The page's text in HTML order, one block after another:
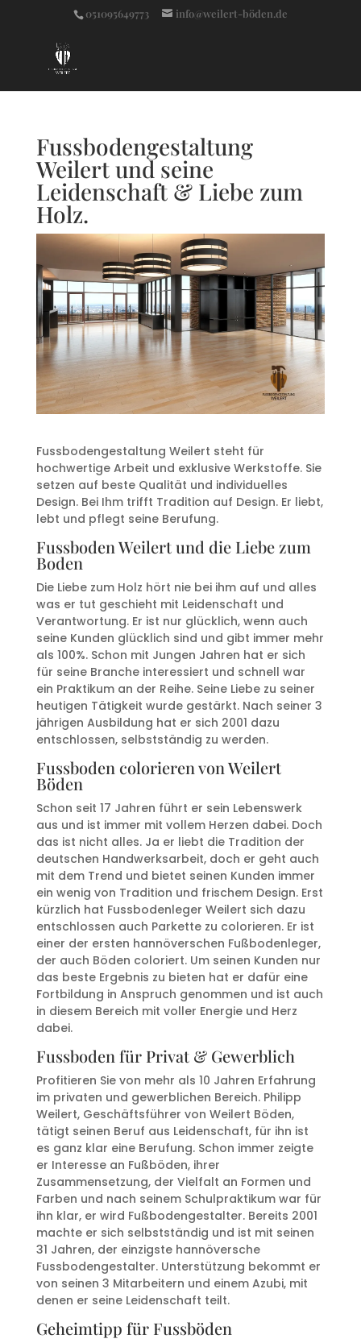
051095649773 info@weilert-böden.de
Fussbodengestaltung
Weilert und seine
Leidenschaft & Liebe zum
Holz.
Fussbodengestaltung Weilert steht für
hochwertige Arbeit und exklusive Werkstoffe. Sie
setzen auf beste Qualität und individuelles
Design. Bei Ihm trifft Tradition auf Design. Er liebt,
lebt und pflegt seine Berufung.
Fussboden Weilert und die Liebe zum
Boden
Die Liebe zum Holz hört nie bei ihm auf und alles
was er tut geschieht mit Leidenschaft und
Verantwortung. Er ist nur glücklich, wenn auch
seine Kunden glücklich sind und gibt immer mehr
als 100%. Schon mit Jungen Jahren hat er sich
für seine Branche interessiert und schnell war
ein Praktikum an der Reihe. Seine Liebe zu seiner
heutigen Tätigkeit wurde gestärkt. Nach seiner 3
jährigen Ausbildung hat er sich 2001 dazu
entschlossen, selbstständig zu werden.
Fussboden colorieren von Weilert
Böden
Schon seit 17 Jahren führt er sein Lebenswerk
aus und ist immer mit vollem Herzen dabei. Doch
das ist nicht alles. Ja er liebt die Tradition der
deutschen Handwerksarbeit, doch er geht auch
mit dem Trend und bietet seinen Kunden immer
ein wenig von Tradition und frischem Design. Erst
kürzlich hat Fussbodenleger Weilert sich dazu
entschlossen auch Parkette zu colorieren. Er ist
einer der ersten hannöverschen Fußbodenleger,
der auch Böden coloriert. Um seinen Kunden nur
das beste Ergebnis zu bieten hat er dafür eine
Fortbildung in Anspruch genommen und ist auch
in diesem Bereich mit voller Energie und Herz
dabei.
Fussboden für Privat & Gewerblich
Profitieren Sie von mehr als 10 Jahren Erfahrung
im privaten und gewerblichen Bereich. Philipp
Weilert, Geschäftsführer von Weilert Böden,
tätigt seinen Beruf aus Leidenschaft, für ihn ist
es ganz klar eine Berufung. Schon immer zeigte
er Interesse an Fußböden, ihrer
Zusammensetzung, der Vielfalt an Formen und
Farben und nach seinem Schulpraktikum war für
ihn klar, er wird Fußbodengestalter. Bereits 2001
machte er sich selbstständig und ist mit seinen
31 Jahren, der einzigste hannöversche
Fussbodengestalter. Unterstützung bekommt er
von seinen 3 Mitarbeitern und einem Azubi, mit
denen er seine Leidenschaft teilt.
Geheimtipp für Fussböden